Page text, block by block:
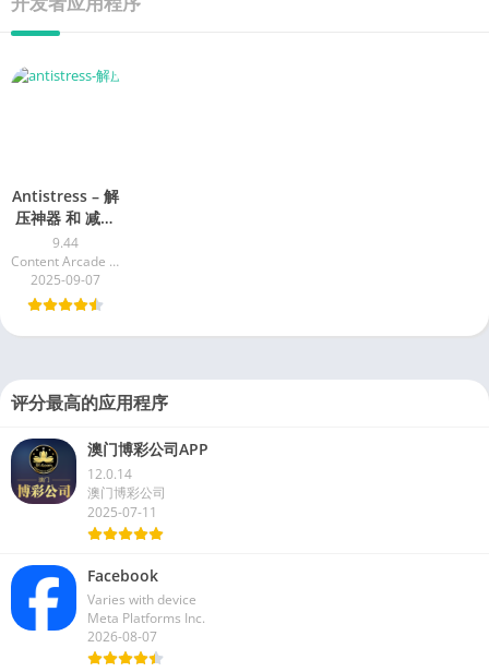
Antistress – 解
压神器 和 减压
游戏
9.44
Content Arcade Games
2025-09-07
评分最高的应用程序
澳门博彩公司APP
12.0.14
澳门博彩公司
2025-07-11
Facebook
Varies with device
Meta Platforms Inc.
2026-08-07